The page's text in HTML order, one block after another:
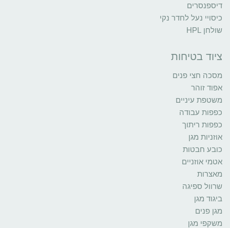
דיספנסרים
כיסויי נעל לחדר נקי
שולחן HPL
ציוד בטיחות
מסכה חצי פנים
אפוד זוהר
משטפת עיניים
כפפות עבודה
כפפות ריתוך
אוזניות מגן
כובע חבטות
אטמי אוזניים
מאצרות
שרוול ספיגה
ביגוד מגן
מגן פנים
משקפי מגן